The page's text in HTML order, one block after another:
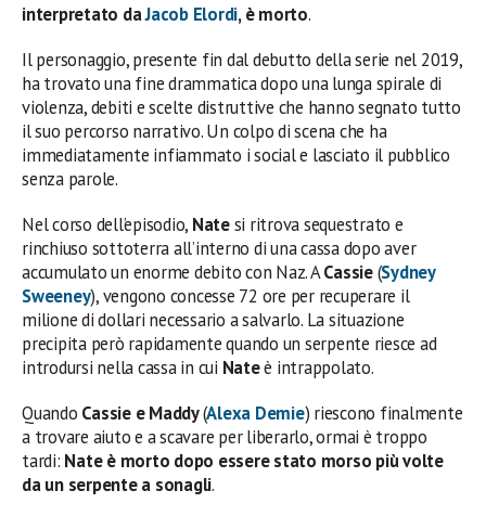
interpretato daJacob Elordi, è morto.
Il personaggio, presente fin dal debutto della serie nel 2019,
ha trovato una fine drammatica dopo una lunga spirale di
violenza, debiti e scelte distruttive che hanno segnato tutto
il suo percorso narrativo. Un colpo di scena che ha
immediatamente infiammato i social e lasciato il pubblico
senza parole.
Nel corso dell’episodio, Natesi ritrova sequestrato e
rinchiuso sottoterra all’interno di una cassa dopo aver
accumulato un enorme debito con Naz. ACassie(Sydney
Sweeney), vengono concesse 72 ore per recuperare il
milione di dollari necessario a salvarlo. La situazione
precipita però rapidamente quando un serpente riesce ad
introdursi nella cassa in cui Nateè intrappolato.
Quando Cassie e Maddy(Alexa Demie) riescono finalmente
a trovare aiuto e a scavare per liberarlo, ormai è troppo
tardi: Nate è morto dopo essere stato morso più volte
da un serpente a sonagli.